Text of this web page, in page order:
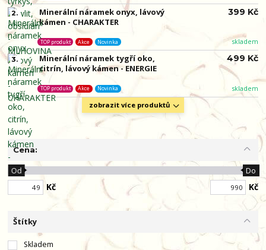
2.
Minerální náramek onyx, lávový
kámen - CHARAKTER
skladem
TOP produkt Akce Novinka
399 Kč
3.
Minerální náramek tygří oko,
citrín, lávový kámen - ENERGIE
skladem
TOP produkt Akce Novinka
499 Kč
zobrazit více produktů
Cena:
Kč
Od Do
Kč
Štítky
Skladem